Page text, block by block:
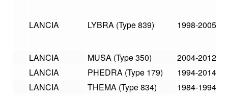
LANCIA LYBRA (Type 839) 1998-2005
LANCIA MUSA (Type 350) 2004-2012
LANCIA
PHEDRA (Type 179) 1994-2014
LANCIA
THEMA (Type 834) 1984-1994